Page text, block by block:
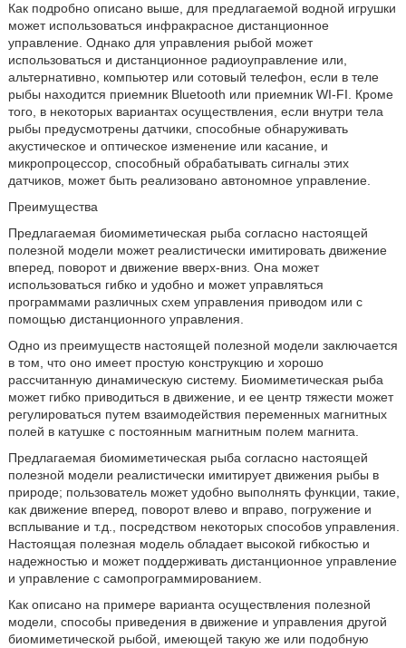
Как подробно описано выше, для предлагаемой водной игрушки
может использоваться инфракрасное дистанционное
управление. Однако для управления рыбой может
использоваться и дистанционное радиоуправление или,
альтернативно, компьютер или сотовый телефон, если в теле
рыбы находится приемник Bluetooth или приемник WI-FI. Кроме
того, в некоторых вариантах осуществления, если внутри тела
рыбы предусмотрены датчики, способные обнаруживать
акустическое и оптическое изменение или касание, и
микропроцессор, способный обрабатывать сигналы этих
датчиков, может быть реализовано автономное управление.
Преимущества
Предлагаемая биомиметическая рыба согласно настоящей
полезной модели может реалистически имитировать движение
вперед, поворот и движение вверх-вниз. Она может
использоваться гибко и удобно и может управляться
программами различных схем управления приводом или с
помощью дистанционного управления.
Одно из преимуществ настоящей полезной модели заключается
в том, что оно имеет простую конструкцию и хорошо
рассчитанную динамическую систему. Биомиметическая рыба
может гибко приводиться в движение, и ее центр тяжести может
регулироваться путем взаимодействия переменных магнитных
полей в катушке с постоянным магнитным полем магнита.
Предлагаемая биомиметическая рыба согласно настоящей
полезной модели реалистически имитирует движения рыбы в
природе; пользователь может удобно выполнять функции, такие,
как движение вперед, поворот влево и вправо, погружение и
всплывание и т.д., посредством некоторых способов управления.
Настоящая полезная модель обладает высокой гибкостью и
надежностью и может поддерживать дистанционное управление
и управление с самопрограммированием.
Как описано на примере варианта осуществления полезной
модели, способы приведения в движение и управления другой
биомиметической рыбой, имеющей такую же или подобную